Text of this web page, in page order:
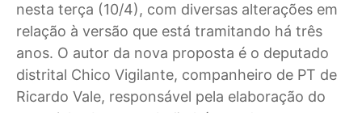
nesta terça (10/4), com diversas alterações em
relação à versão que está tramitando há três
anos. O autor da nova proposta é o deputado
distrital Chico Vigilante, companheiro de PT de
Ricardo Vale, responsável pela elaboração do